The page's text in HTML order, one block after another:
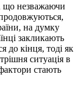
що незважаючи
на думку
закликають
до кінця, тоді як
ситуація в
стають